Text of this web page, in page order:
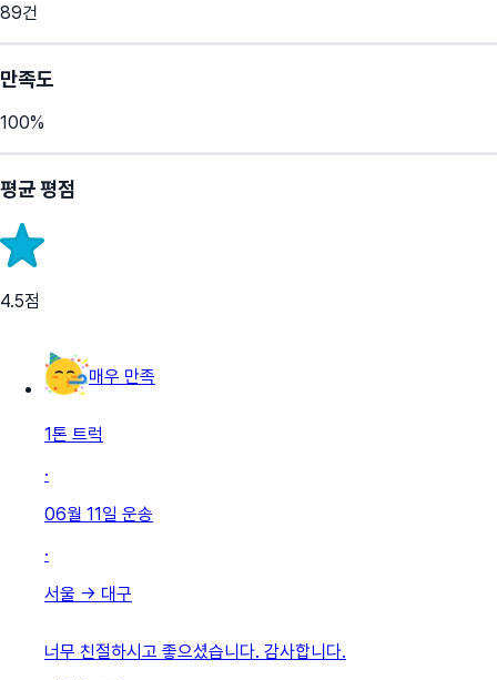
89건
만족도
100%
평균 평점
4.5점
매우 만족
1톤 트럭
·
06월 11일 운송
·
서울 → 대구
너무 친절하시고 좋으셨습니다. 감사합니다.